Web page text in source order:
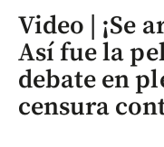
Video | ¡Se
Así fue la
debate en
censura